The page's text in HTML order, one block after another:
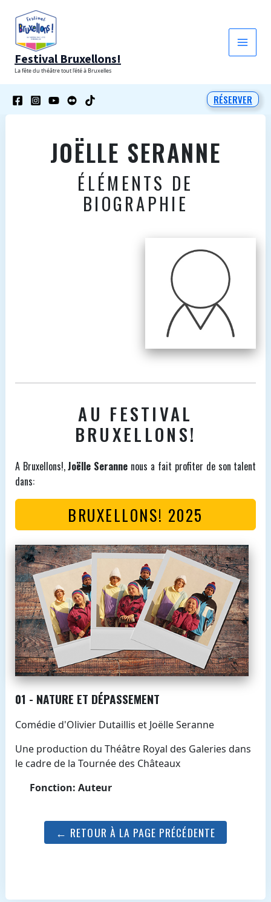
contenu
Festival Bruxellons!
La fête du théâtre tout l'été à Bruxelles
RÉSERVER
JOËLLE SERANNE
ÉLÉMENTS DE
BIOGRAPHIE
AU FESTIVAL
BRUXELLONS!
A Bruxellons!,Joëlle Seranne nous a fait profiter de son talent
dans:
BRUXELLONS! 2025
01 - NATURE ET DÉPASSEMENT
Comédie d'Olivier Dutaillis et Joëlle Seranne
Une production du Théâtre Royal des Galeries dans
le cadre de la Tournée des Châteaux
Fonction: Auteur
← RETOUR À LA PAGE PRÉCÉDENTE